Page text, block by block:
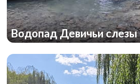
Водопад Девичьи слезы